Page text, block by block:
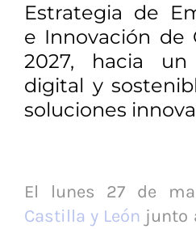
Estrategia de
e Innovación de
2027, hacia
digital y
soluciones
El lunes 27 de
Castilla y León junto